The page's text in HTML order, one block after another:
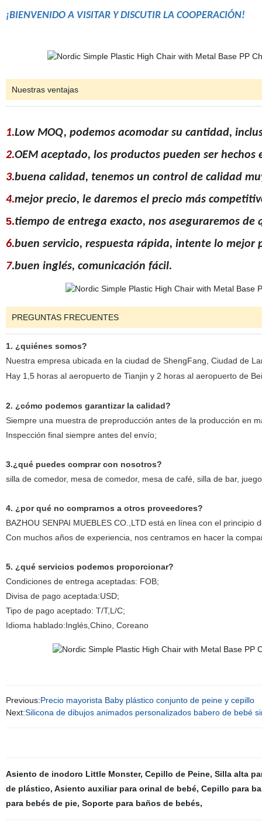
¡BIENVENIDO A VISITAR Y DISCUTIR LA COOPERACIÓN!
Nuestras ventajas
1.Low MOQ, podemos acomodar su cantidad,
2.OEM aceptado, los productos pueden ser hechos
3.buena calidad, tenemos un control de calidad
4.mejor precio, le daremos el precio más
5.tiempo de entrega exacto, nos aseguraremos
6.buen servicio, respuesta rápida, intente lo mejor
7.buen inglés, comunicación fácil.
PREGUNTAS FRECUENTES
1. ¿quiénes somos?
Nuestra empresa ubicada en la ciudad de ShengFang, Ciudad de
Hay 1,5 horas al aeropuerto de Tianjin y 2 horas al aeropuerto de
2. ¿cómo podemos garantizar la calidad?
Siempre una muestra de preproducción antes de la producción en
Inspección final siempre antes del envío;
3.¿qué puedes comprar con nosotros?
silla de comedor, mesa de comedor, mesa de café, silla de bar,
4. ¿por qué no comprarnos a otros proveedores?
BAZHOU SENPAI MUEBLES CO.,LTD está en línea con el principio
Con muchos años de experiencia, nos centramos en hacer la
5. ¿qué servicios podemos proporcionar?
Condiciones de entrega aceptadas: FOB;
Divisa de pago aceptada:USD;
Tipo de pago aceptado: T/T,L/C;
Idioma hablado:Inglés,Chino, Coreano
Previous:Precio mayorista Baby plástico conjunto de peine y cepillo
Next:Silicona de dibujos animados personalizados babero de bebé
Asiento de inodoro Little Monster, Cepillo de Peine, Silla alta
de plástico, Asiento auxiliar para orinal de bebé, Cepillo para
para bebés de pie, Soporte para baños de bebés,